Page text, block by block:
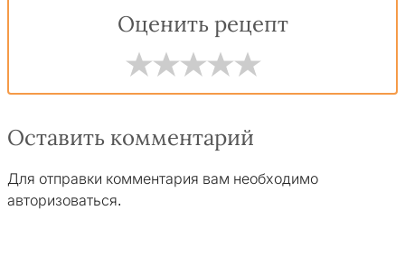
Оценить рецепт
Оставить комментарий
Для отправки комментария вам необходимо
авторизоваться.